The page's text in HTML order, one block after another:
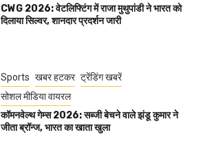
CWG 2026: वेटलिफ्टिंग में राजा मुथुपांडी ने भारत को
दिलाया सिल्वर, शानदार प्रदर्शन जारी
Sports खबर हटकर ट्रेंडिंग खबरें
सोशल मीडिया वायरल
कॉमनवेल्थ गेम्स 2026: सब्जी बेचने वाले झंडू कुमार ने
जीता ब्रॉन्ज, भारत का खाता खुला